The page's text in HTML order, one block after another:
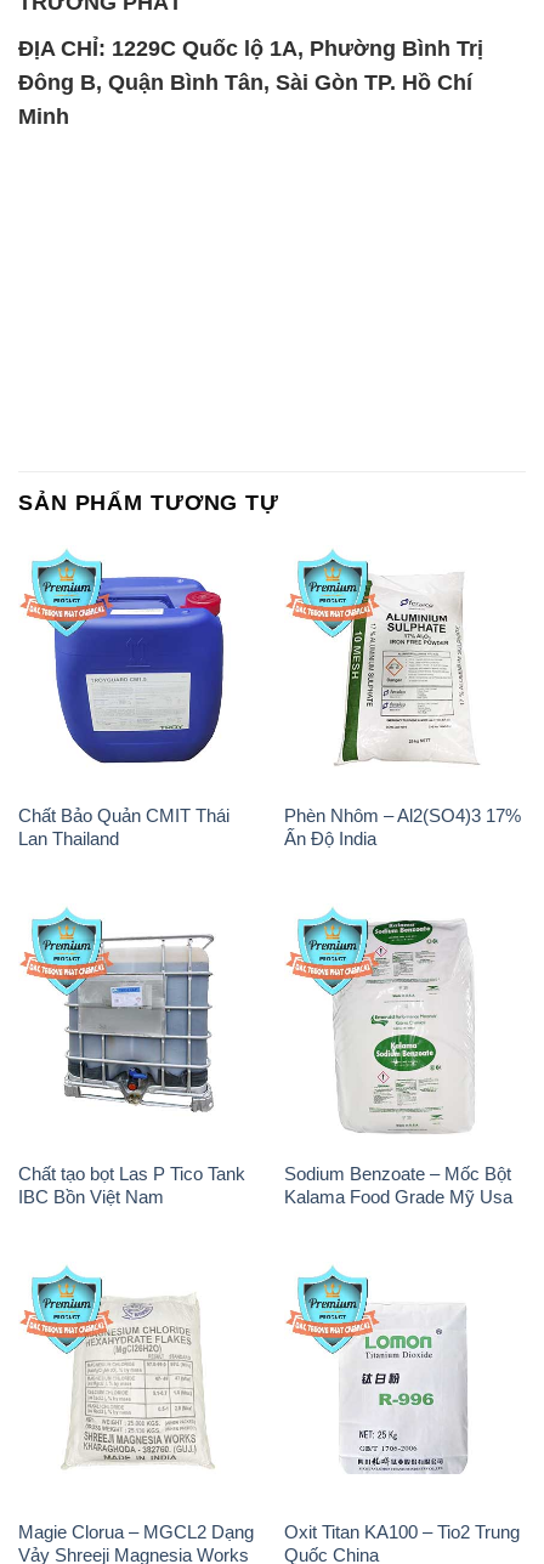
ĐỊA CHỈ: 1229C Quốc lộ 1A, Phường Bình Trị
Đông B, Quận Bình Tân, Sài Gòn TP. Hồ Chí
Minh
SẢN PHẨM TƯƠNG TỰ
Chất Bảo Quản CMIT Thái
Lan Thailand
Phèn Nhôm – Al2(SO4)3 17%
Ấn Độ India
Chất tạo bọt Las P Tico Tank
IBC Bồn Việt Nam
Sodium Benzoate – Mốc Bột
Kalama Food Grade Mỹ Usa
Magie Clorua – MGCL2 Dạng
Vảy Shreeji Magnesia Works
Oxit Titan KA100 – Tio2 Trung
Quốc China